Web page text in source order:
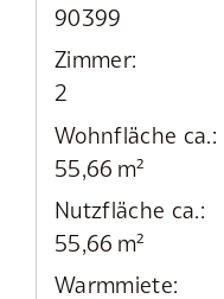
90399
Zimmer:
2
Wohnfläche ca.:
55,66 m²
Nutzfläche ca.:
55,66 m²
Warmmiete: